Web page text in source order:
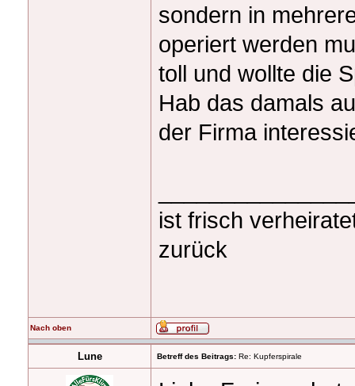
sondern in
operiert werden
toll und wollte die
Hab das damals
der Firma
ist frisch
zurück
Nach oben
Lune Betreff des Beitrags: Re: Kupferspirale